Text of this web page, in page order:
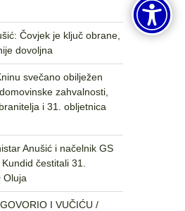
Čovjek je ključ obrane,
dovoljna
svečano obilježen
zahvalnosti,
i 31. obljetnica
Anušić i načelnik GS
čestitali 31.
Oluja
I VUČIĆU /